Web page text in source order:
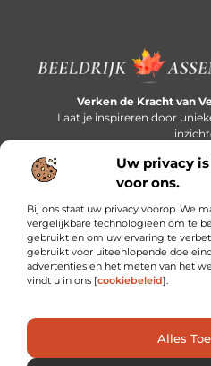
Uw privacy
voor ons.
Bij ons staat uw privacy voorop. We
vergelijkbare technologieën om te
gebruikt en om uw ervaring te
gebruikt voor uiteenlopende
advertenties en het meten van het
vindt u in ons [cookiebeleid].
Alles
Verken de Kracht van
Laat je inspireren door
Bericht categorie
Onze informatie